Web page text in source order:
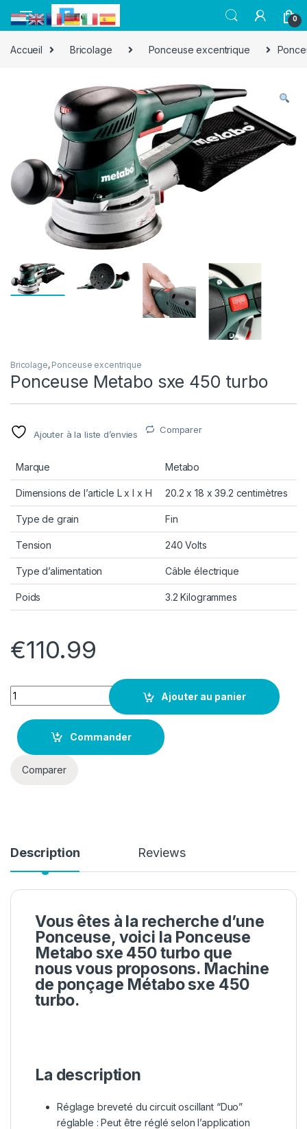
0
Accueil Bricolage Ponceuse excentrique
Bricolage, Ponceuse excentrique
Ponceuse Metabo sxe 450 turbo
Ajouter à la liste d’envies Comparer
Marque Metabo
Dimensions de l’article L x l x H 20.2 x 18 x 39.2 centimètres
Type de grain Fin
Tension 240 Volts
Type d’alimentation Câble électrique
Poids 3.2 Kilogrammes
€110.99
Quantity
Ajouter au panier
Commander
Comparer
Description Reviews
Vous êtes à la recherche d’une
Ponceuse, voici la Ponceuse
Metabo sxe 450 turbo que
nous vous proposons. Machine
de ponçage Métabo sxe 450
turbo.
La description
Réglage breveté du circuit oscillant “Duo”
réglable : Peut être réglé selon l’application